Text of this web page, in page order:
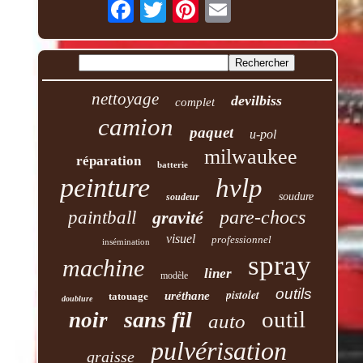
nettoyage complet devilbiss
camion paquet u-pol
réparation batterie milwaukee
peinture soudeur hvlp soudure
paintball gravité pare-chocs
insémination visuel professionnel
machine modèle liner spray
doublure tatouage uréthane pistolet outils
noir sans fil auto outil
graisse pulvérisation